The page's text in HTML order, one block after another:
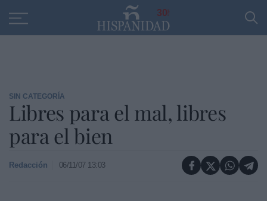
30
SIN CATEGORÍA
Libres para el mal, libres
para el bien
Redacción 06/11/07 13:03